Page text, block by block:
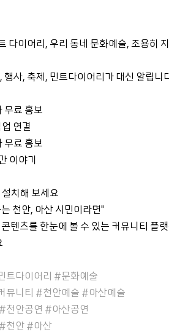
다이어리, 우리 동네 문화예술, 조용히
행사, 축제, 민트다이어리가 대신 알립니
무료 홍보
연결
무료 홍보
이야기
치해 보세요
천안, 아산 시민이라면"
텐츠를 한눈에 볼 수 있는 커뮤니티 플
트다이어리 #문화예술
뮤니티 #천안예술 #아산예술
천안공연 #아산공연
천안 #아산